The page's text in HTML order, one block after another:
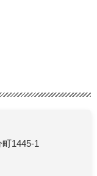
1445-1